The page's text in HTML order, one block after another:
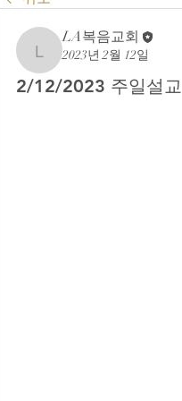
LA복음교회
LA복음교회
2023년 2월 12일
2/12/2023 주일설교